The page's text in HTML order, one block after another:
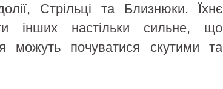
Стрільці та Близнюки. Їхнє
інших настільки сильне, що
можуть почуватися скутими та